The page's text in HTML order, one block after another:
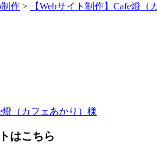
制作 > 【Webサイト制作】Cafe燈（
燈（カフェあかり）様
はこちら